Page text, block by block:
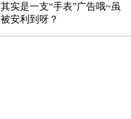
实是一支“手表”广告哦~虽
安利到呀？